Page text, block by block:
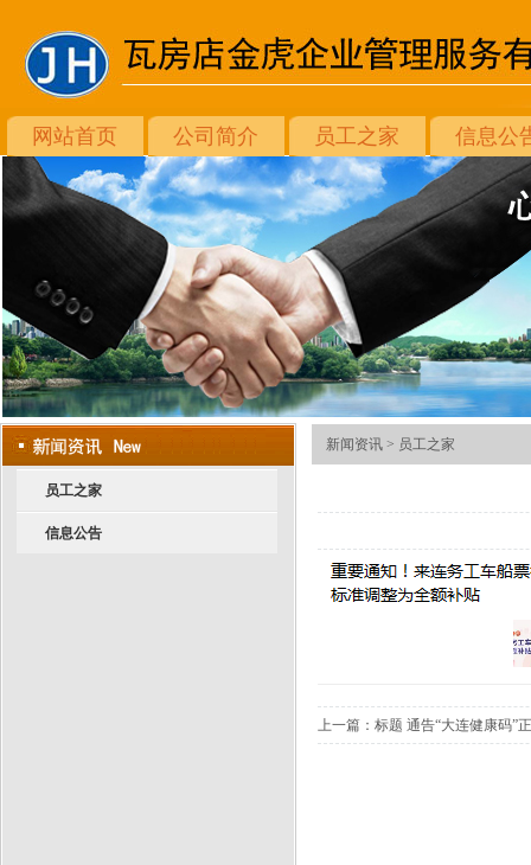
网站首页 公司简介 员工之家 信息公
员工之家
信息公告
新闻资讯 > 员工之家
上一篇： 标题 通告“大连健康码”